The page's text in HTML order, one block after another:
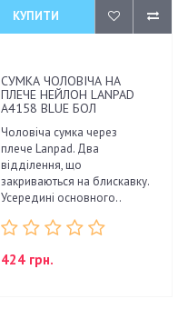
КУПИТИ
СУМКА ЧОЛОВІЧА НА
ПЛЕЧЕ НЕЙЛОН LANPAD
A4158 BLUE БОЛ
Чоловіча сумка через
плече Lanpad. Два
відділення, що
закриваються на блискавку.
Усередині основного..
424 грн.